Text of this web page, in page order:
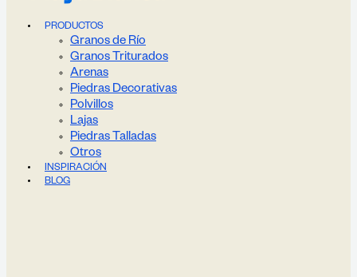
PRODUCTOS
Granos de Río
Granos Triturados
Arenas
Piedras Decorativas
Polvillos
Lajas
Piedras Talladas
Otros
INSPIRACIÓN
BLOG